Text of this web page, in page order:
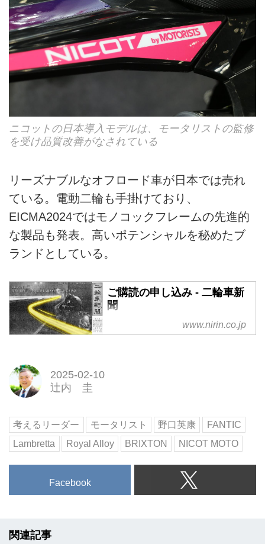
ニコットの日本導入モデルは、モータリストの監修
を受け品質改善がなされている
リーズナブルなオフロード車が日本では売れ
ている。電動二輪も手掛けており、
EICMA2024ではモノコックフレームの先進的
な製品も発表。高いポテンシャルを秘めたブ
ランドとしている。
ご購読の申し込み - 二輪車新
聞
www.nirin.co.jp
2025-02-10
辻内 圭
考えるリーダー モータリスト 野口英康
FANTIC
Lambretta
Royal Alloy BRIXTON NICOT MOTO
Facebook
関連記事